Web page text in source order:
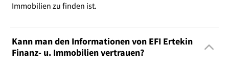
Immobilien zu finden ist.
Kann man den Informationen von EFI Ertekin
Finanz- u. Immobilien vertrauen?